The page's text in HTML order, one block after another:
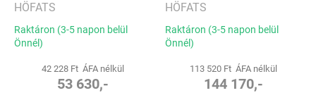
HÖFATS
Raktáron (3-5 napon belül
Önnél)
42 228 Ft ÁFA nélkül
53 630,-
HÖFATS
Raktáron (3-5 napon belül
Önnél)
113 520 Ft ÁFA nélkül
144 170,-